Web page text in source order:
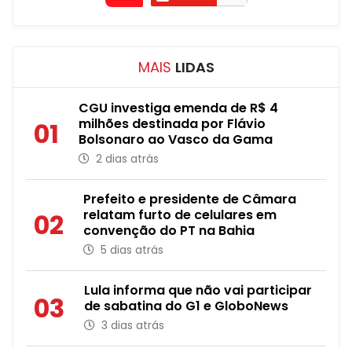
MAIS LIDAS
01
CGU investiga emenda de R$ 4
milhões destinada por Flávio
Bolsonaro ao Vasco da Gama
2 dias atrás
02
Prefeito e presidente de Câmara
relatam furto de celulares em
convenção do PT na Bahia
5 dias atrás
03
Lula informa que não vai participar
de sabatina do G1 e GloboNews
3 dias atrás